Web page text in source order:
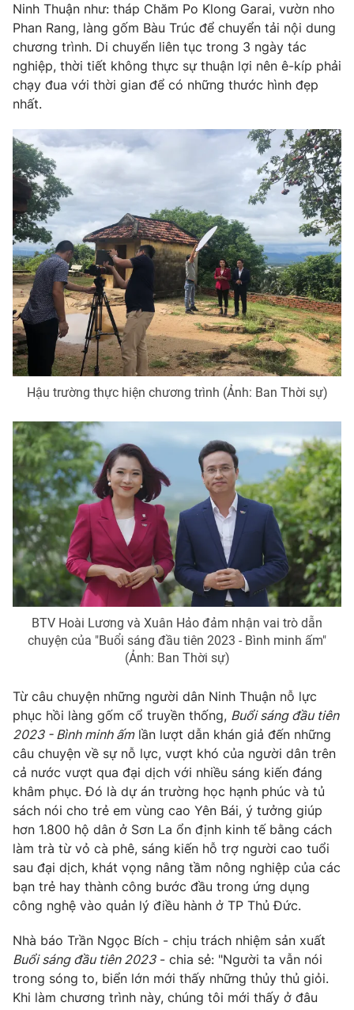
Video Shorts video
VTV Money VTV Thể thao
VTV Sức khoẻ
Thị trường 24h Tấm lòng Việt
VTV4 Vươn mình bằng AI
VTV9 VTV8
Liên hệ tòa soạn English
THỜI BÁO VTV
Theo dõi báo trên
Cơ quan chủ quản:Đài Truyền hình Việt Nam
Cơ quan báo chí: Thời báo VTV
Giấy phép hoạt động báo in và báo điện tử số 483/GP-BTTTT
cấp ngày 29/12/2023
Tổng Biên tập: Vũ Thanh Thủy
Phó Tổng Biên tập: Nguyễn Thị Mỹ Hạnh, Phạm Quốc Thắng,
Nguyễn Trọng Ninh
Ðiện thoại Thời báo VTV:
024.66 897 897
toasoan@vtv.vn
® Cấm sao chép dưới mọi hình thức nếu không có sự chấp
thuận bằng văn bản. Ghi rõ nguồn VTV.vn khi phát hành lại
thông tin từ website này.
Ninh Thuận như: tháp Chăm Po Klong Garai, vườn nho
Phan Rang, làng gốm Bàu Trúc để chuyển tải nội dung
chương trình. Di chuyển liên tục trong 3 ngày tác
nghiệp, thời tiết không thực sự thuận lợi nên ê-kíp phải
chạy đua với thời gian để có những thước hình đẹp
nhất.
Hậu trường thực hiện chương trình (Ảnh: Ban Thời sự)
BTV Hoài Lương và Xuân Hảo đảm nhận vai trò dẫn
chuyện của "Buổi sáng đầu tiên 2023 - Bình minh ấm"
(Ảnh: Ban Thời sự)
Từ câu chuyện những người dân Ninh Thuận nỗ lực
phục hồi làng gốm cổ truyền thống, Buổi sáng đầu tiên
2023 - Bình minh ấmlần lượt dẫn khán giả đến những
câu chuyện về sự nỗ lực, vượt khó của người dân trên
cả nước vượt qua đại dịch với nhiều sáng kiến đáng
khâm phục. Đó là dự án trường học hạnh phúc và tủ
sách nói cho trẻ em vùng cao Yên Bái, ý tưởng giúp
hơn 1.800 hộ dân ở Sơn La ổn định kinh tế bằng cách
làm trà từ vỏ cà phê, sáng kiến hỗ trợ người cao tuổi
sau đại dịch, khát vọng nâng tầm nông nghiệp của các
bạn trẻ hay thành công bước đầu trong ứng dụng
công nghệ vào quản lý điều hành ở TP Thủ Đức.
Nhà báo Trần Ngọc Bích - chịu trách nhiệm sản xuất
Buổi sáng đầu tiên 2023- chia sẻ: "Người ta vẫn nói
trong sóng to, biển lớn mới thấy những thủy thủ giỏi.
Khi làm chương trình này, chúng tôi mới thấy ở đâu